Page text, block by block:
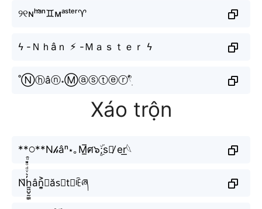
୨୧ɴʰᵃ̂ⁿ♊︎ᴍᵃˢᵗᵉʳ♈︎
ϟ -Ｎｈâｎ ⚡︎ -Ｍａｓｔｅｒ ϟ
˚Ⓝⓗâⓝ˖Ⓜⓐⓢⓣⓔⓡ𓍢ִ໋
Xáo trộn
**𖧋**N𝒽âⁿ⋆｡M̲̅ศ๖ۣۜ;s꓄̸ er͟𓆩
N̆h̼͖̺̠̰͇̙̓͛ͮͩͦ̎ͦ̑ͅân͎͍͐𝙈ăs⃗t≋ꍟཞ